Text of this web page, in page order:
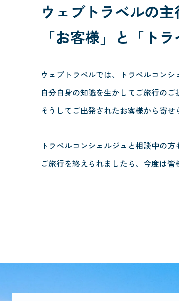
ウェブトラベルの主
「お客様」と 「ト
ウェブトラベルでは、トラベルコンシ
自分自身の知識を生かしてご旅行のご
そうしてご出発されたお客様から寄せ
トラベルコンシェルジュと相談中の
ご旅行を終えられましたら、今度は皆